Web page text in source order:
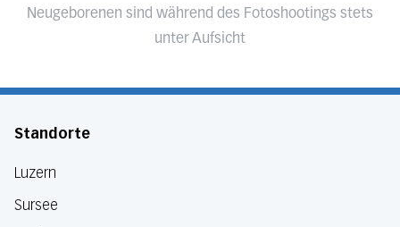
Neugeborenen sind während des Fotoshootings stets
unter Aufsicht
Standorte
Luzern
Sursee